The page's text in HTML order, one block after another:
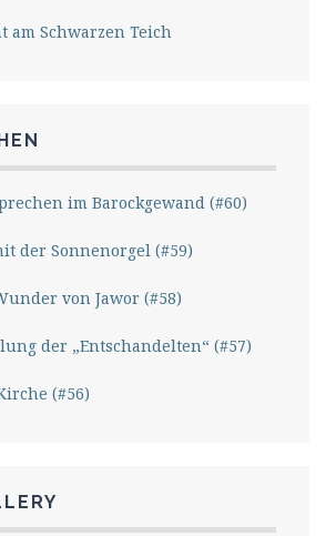
am Schwarzen Teich
im Barockgewand (#60)
der Sonnenorgel (#59)
von Jawor (#58)
der „Entschandelten“ (#57)
(#56)